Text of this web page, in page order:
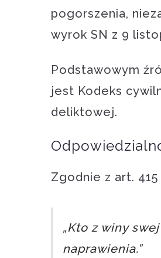
pogorszenia,
wyrok SN z 9
Podstawowym
jest Kodeks
deliktowej.
Zgodnie z art. 415
„Kto z winy
naprawienia.”